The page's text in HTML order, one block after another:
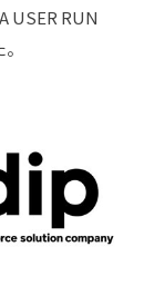
USER RUN